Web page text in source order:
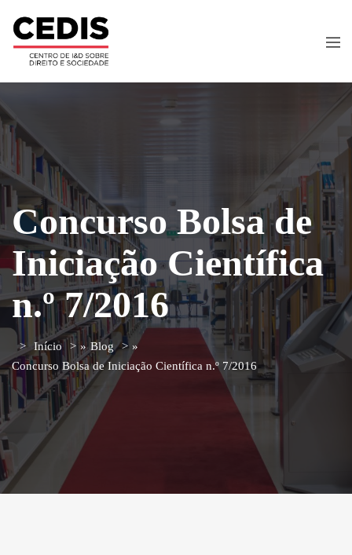
Concurso Bolsa de
Iniciação Científica
n.º 7/2016
Início » Blog
»
Concurso Bolsa de Iniciação Científica n.º 7/2016